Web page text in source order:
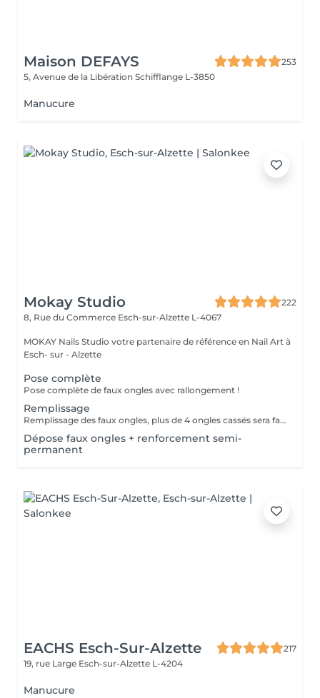
Maison DEFAYS
253
5, Avenue de la Libération Schifflange L-3850
Manucure
Mokay Studio
222
8, Rue du Commerce Esch-sur-Alzette L-4067
MOKAY Nails Studio votre partenaire de référence en Nail Art à
Esch- sur - Alzette
Pose complète
Pose complète de faux ongles avec rallongement !
Remplissage
Remplissage des faux ongles, plus de 4 ongles cassés sera facturé une nouvelle pose !Le remplissage doit être effectué dans les 4 semaines à compter du jour de la pose, les 4 semaines dépassées vous sera facturé un supplément de 10€! Tout changement de format vous sera également facturé !
Dépose faux ongles + renforcement semi-
permanent
EACHS Esch-Sur-Alzette
217
19, rue Large Esch-sur-Alzette L-4204
Manucure